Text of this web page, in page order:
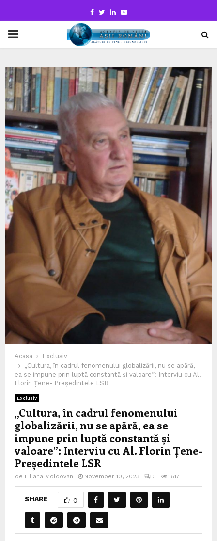
Facebook
TwitterLinkedinYoutube
PRIMARY
Acasa
Exclusiv
„Cultura, în cadrul fenomenului globalizării, nu se apără,
ea se impune prin luptă constantă și valoare”: Interviu cu Al.
Florin Țene- Președintele LSR
Exclusiv
„Cultura, în cadrul fenomenului
globalizării, nu se apără, ea se
impune prin luptă constantă și
valoare”: Interviu cu Al. Florin Țene-
Președintele LSR
de Liliana Moldovan November 10, 2023 0 1617
SHARE 0